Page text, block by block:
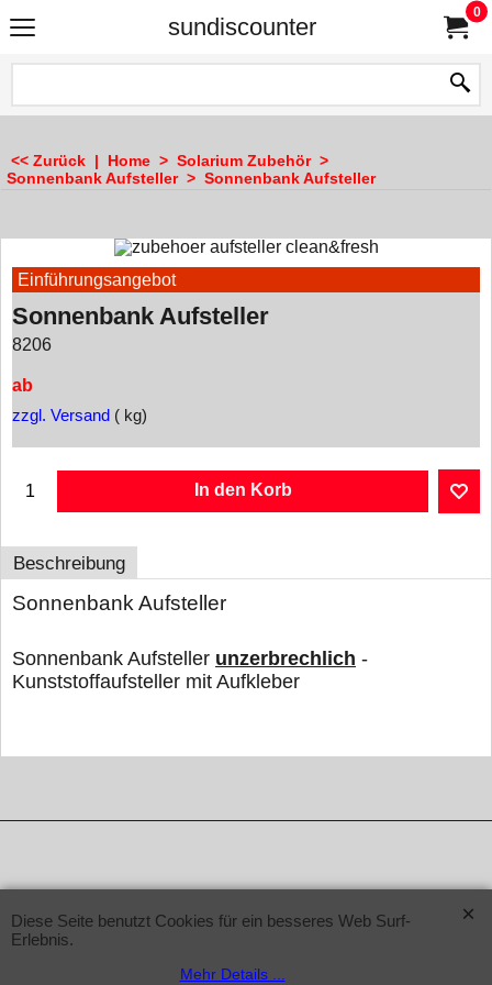
sundiscounter
0
<< Zurück | Home > Solarium Zubehör>
Sonnenbank Aufsteller> Sonnenbank Aufsteller
Einführungsangebot
Sonnenbank Aufsteller
8206
ab
zzgl. Versand kg
In den Korb
Beschreibung
Sonnenbank Aufsteller
Sonnenbank Aufsteller unzerbrechlich -
Kunststoffaufsteller mit Aufkleber
Diese Seite benutzt Cookies für ein besseres Web Surf-
Erlebnis.
Mehr Details ...